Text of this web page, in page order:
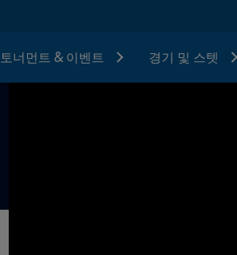
토너먼트 & 이벤트 경기 및 스텟